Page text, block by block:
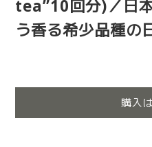
tea”10回分)／日
う香る希少品種の
購入